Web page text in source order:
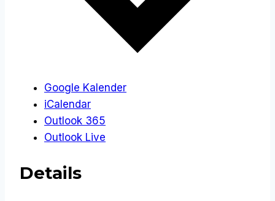
Google Kalender
iCalendar
Outlook 365
Outlook Live
Details